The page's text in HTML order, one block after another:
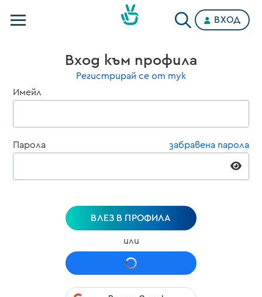
Категории
ВХОД
Вход към профила
Регистрирай се от тук
Имейл
Парола забравена парола
ВЛЕЗ В ПРОФИЛА
или